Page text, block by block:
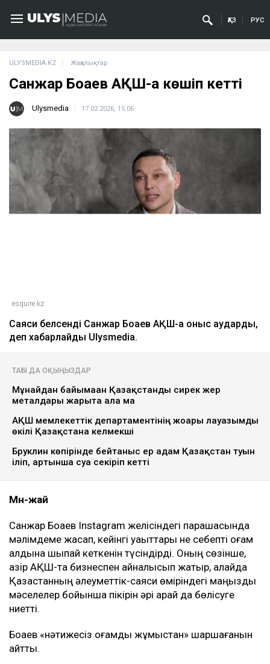
ҚАЗ РУС
ULYSMEDIA.KZ Жаңалықтар
Санжар Боқаев АҚШ-қа көшіп кетті
Ulysmedia 17.02.2026, 15:06
esquire.kz
Саяси белсенді Санжар Боқаев АҚШ-қа қоныс аударды,
деп хабарлайды Ulysmedia.
ТАҒЫ ДА ОҚЫҢЫЗДАР
Мұнайдан байымаған Қазақстанды сирек жер
металдары жарыта ала ма
АҚШ мемлекеттік департаментінің жоғары лауазымды
өкілі Қазақстанға келмекші
Бруклин көпірінде бейтаныс ер адам Қазақстан туын
іліп, артынша суға секіріп кетті
Мән-жай
Санжар Боқаев Instagram желісіндегі парақшасында
мәлімдеме жасап, кейінгі уақыттары не себепті қоғам
алдына шықпай кеткенін түсіндірді. Оның сөзінше,
қазір АҚШ-та бизнеспен айналысып жатыр, алайда
Қазақстанның әлеуметтік-саяси өміріндегі маңызды
мәселелер бойынша пікірін әрі қарай да бөлісуге
ниетті.
Боқаев «нәтижесіз қоғамдық жұмыстан» шаршағанын
айтты.